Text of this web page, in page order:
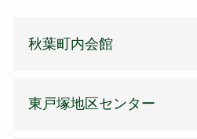
秋葉町内会館
東戸塚地区センター